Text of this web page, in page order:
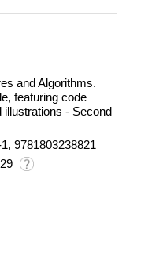
and Algorithms.
featuring code
illustrations - Second
9781803238821